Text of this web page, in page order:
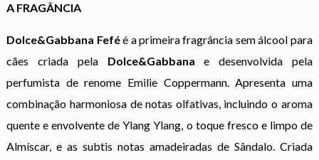
A FRAGÂNCIA
Dolce&Gabbana Feféé a primeira fragrância sem álcool para
cães criada pela Dolce&Gabbana e desenvolvida pela
perfumista de renome Emilie Coppermann. Apresenta uma
combinação harmoniosa de notas olfativas, incluindo o aroma
quente e envolvente de Ylang Ylang, o toque fresco e limpo de
Almíscar, e as subtis notas amadeiradas de Sândalo. Criada